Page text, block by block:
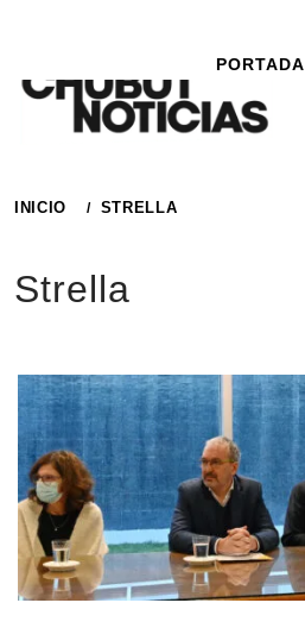
contenido
PORTADA
INICIO STRELLA
Strella